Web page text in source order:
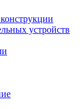
устройств